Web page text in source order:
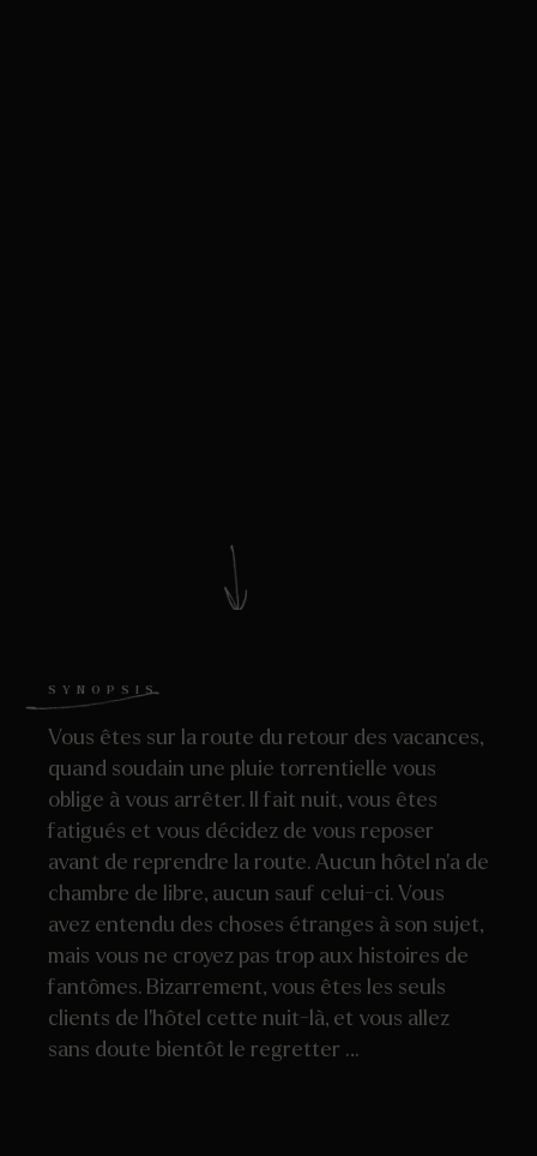
SYNOPSIS
Vous êtes sur la route du retour des vacances,
quand soudain une pluie torrentielle vous
oblige à vous arrêter. Il fait nuit, vous êtes
fatigués et vous décidez de vous reposer
avant de reprendre la route. Aucun hôtel n’a de
chambre de libre, aucun sauf celui-ci. Vous
avez entendu des choses étranges à son sujet,
mais vous ne croyez pas trop aux histoires de
fantômes. Bizarrement, vous êtes les seuls
clients de l’hôtel cette nuit-là, et vous allez
sans doute bientôt le regretter …